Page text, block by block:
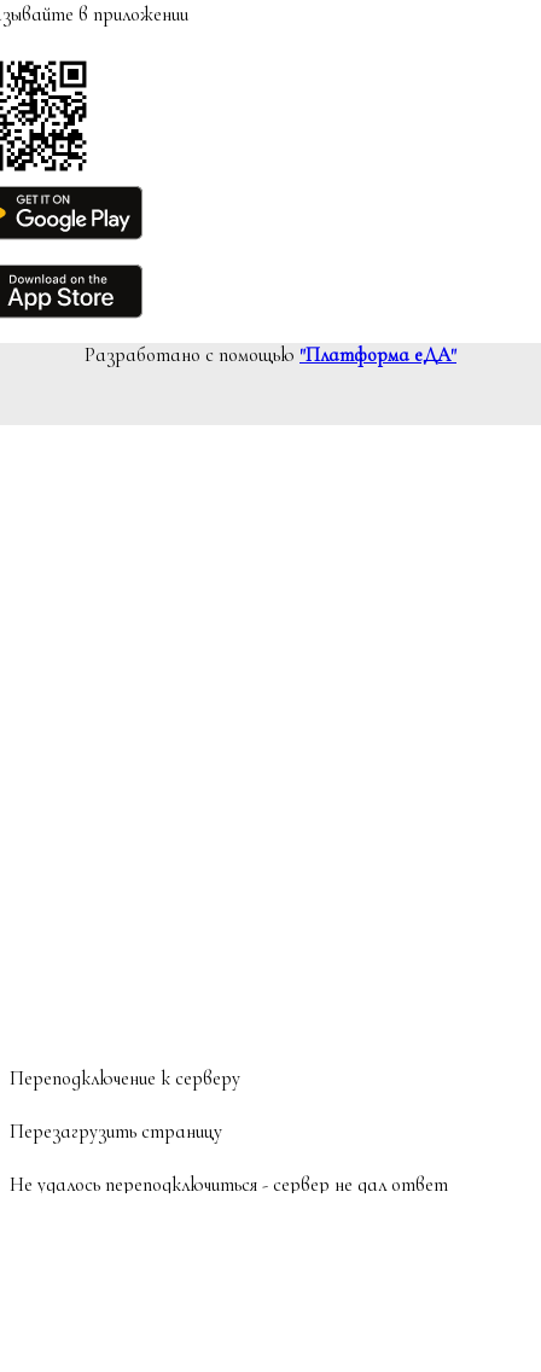
в приложении
Разработано с помощью "Платформа еДА"
Переподключение к серверу
Перезагрузить страницу
Не удалось переподключиться - сервер не дал ответ